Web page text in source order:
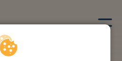
Ciudades hipotecas